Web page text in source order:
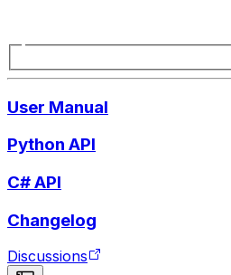
User Manual
Python API
C# API
Changelog
Discussions